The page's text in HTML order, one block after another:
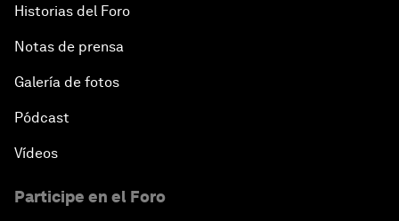
Historias del Foro
Notas de prensa
Galería de fotos
Pódcast
Vídeos
Participe en el Foro